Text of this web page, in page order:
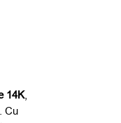
14K,
Cu